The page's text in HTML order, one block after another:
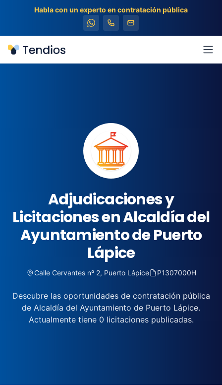
Habla con un experto en contratación pública
Tendios
Adjudicaciones y
Licitaciones en Alcaldía del
Ayuntamiento de Puerto
Lápice
Calle Cervantes nº 2, Puerto Lápice P1307000H
Descubre las oportunidades de contratación pública
de Alcaldía del Ayuntamiento de Puerto Lápice.
Actualmente tiene 0 licitaciones publicadas.